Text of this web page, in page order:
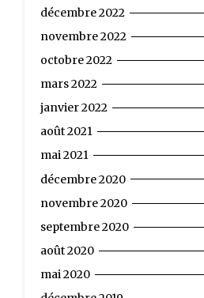
décembre 2022
novembre 2022
octobre 2022
mars 2022
janvier 2022
août 2021
mai 2021
décembre 2020
novembre 2020
septembre 2020
août 2020
mai 2020